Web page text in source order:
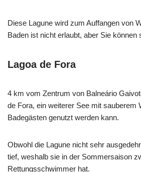
Diese Lagune wird zum Auffangen von
Baden ist nicht erlaubt, aber Sie können
Lagoa de Fora
4 km vom Zentrum von Balneário
de Fora, ein weiterer See mit sauberem
Badegästen genutzt werden kann.
Obwohl die Lagune nicht sehr
tief, weshalb sie in der Sommersaison
Rettungsschwimmer hat.